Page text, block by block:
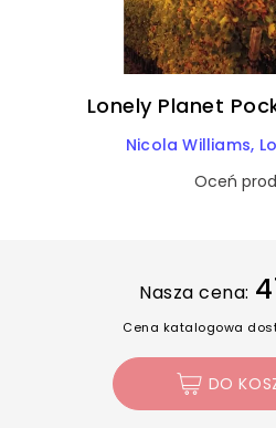
Lonely Planet
Nicola Williams
Oceń
Nasza cena:
Cena katalogowa
DO